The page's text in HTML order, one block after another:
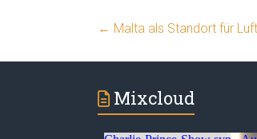
← Malta als Standort für
Mixcloud